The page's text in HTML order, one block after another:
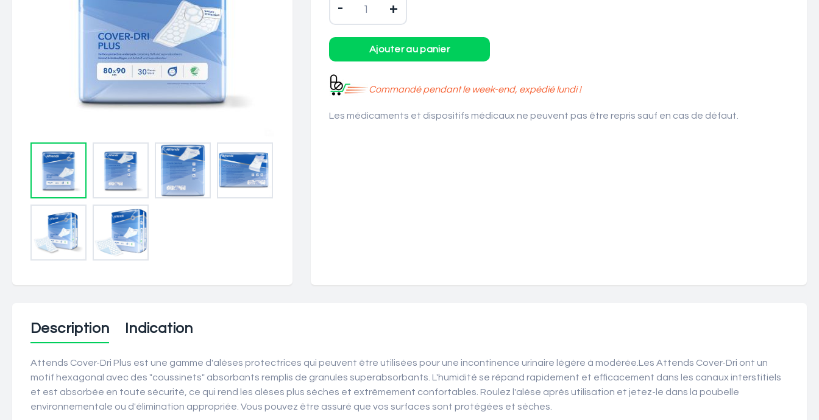
- +
Commandé pendant le week-end, expédié lundi !
Les médicaments et dispositifs médicaux ne peuvent pas être repris sauf en cas de défaut.
Description Indication
Attends Cover-Dri Plus est une gamme d'alèses protectrices qui peuvent être utilisées pour une incontinence urinaire légère à modérée.Les Attends Cover-Dri ont un
motif hexagonal avec des "coussinets" absorbants remplis de granules superabsorbants. L'humidité se répand rapidement et efficacement dans les canaux interstitiels
et est absorbée en toute sécurité, ce qui rend les alèses plus sèches et extrêmement confortables. Roulez l'alèse après utilisation et jetez-le dans la poubelle
environnementale ou d'élimination appropriée. Vous pouvez être assuré que vos surfaces sont protégées et sèches.